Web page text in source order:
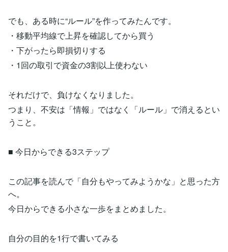
でも、ある時に“ルール”を作ってみたんです。
・移動平均線で上昇を確認してから買う
・下がったら即損切りする
・1回の取引で資金の3割以上使わない
それだけで、負けなくなりました。
つまり、不安は「情報」ではなく「ルール」で消えるとい
うこと。
■ 今日からできる3ステップ
この記事を読んで「自分もやってみようかな」と思った方
へ。
今日からできる小さな一歩をまとめました。
自分の目的を1行で書いてみる